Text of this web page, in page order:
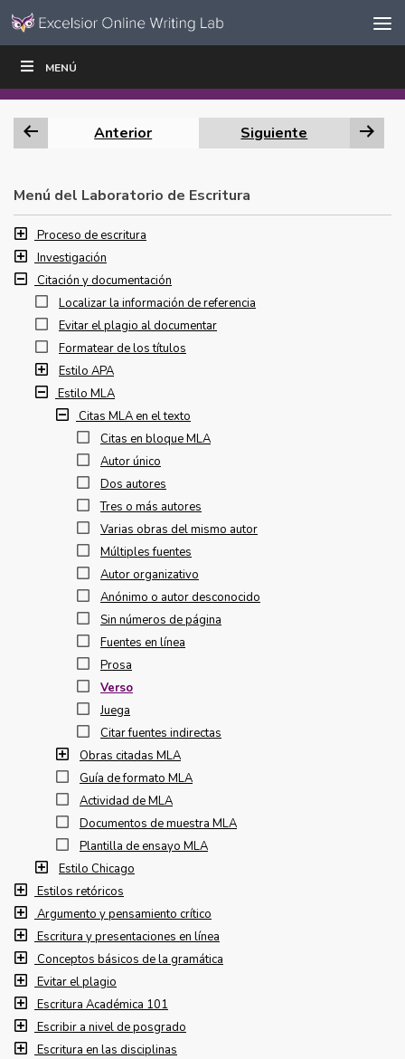
Ir al contenido
navegación
MENÚ
ESCRIBIR
Anterior Siguiente
Menú del Laboratorio de Escritura
Proceso de escritura
Investigación
Citación y documentación
Localizar la información de referencia
Evitar el plagio al documentar
Formatear de los títulos
Estilo APA
Estilo MLA
Citas MLA en el texto
Citas en bloque MLA
Autor único
Dos autores
Tres o más autores
Varias obras del mismo autor
Múltiples fuentes
Autor organizativo
Anónimo o autor desconocido
Sin números de página
Fuentes en línea
Prosa
Verso
Juega
Citar fuentes indirectas
Obras citadas MLA
Guía de formato MLA
Actividad de MLA
Documentos de muestra MLA
Plantilla de ensayo MLA
Estilo Chicago
Estilos retóricos
Argumento y pensamiento crítico
Escritura y presentaciones en línea
Conceptos básicos de la gramática
Evitar el plagio
Escritura Académica 101
Escribir a nivel de posgrado
Escritura en las disciplinas